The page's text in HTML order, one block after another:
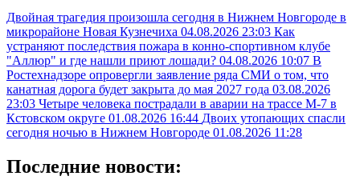
Двойная трагедия произошла сегодня в Нижнем Новгороде в
микрорайоне Новая Кузнечиха 04.08.2026 23:03 Как
устраняют последствия пожара в конно-спортивном клубе
"Аллюр" и где нашли приют лошади? 04.08.2026 10:07 В
Ростехнадзоре опровергли заявление ряда СМИ о том, что
канатная дорога будет закрыта до мая 2027 года 03.08.2026
23:03 Четыре человека пострадали в аварии на трассе М-7 в
Кстовском округе 01.08.2026 16:44 Двоих утопающих спасли
сегодня ночью в Нижнем Новгороде 01.08.2026 11:28
Последние новости: